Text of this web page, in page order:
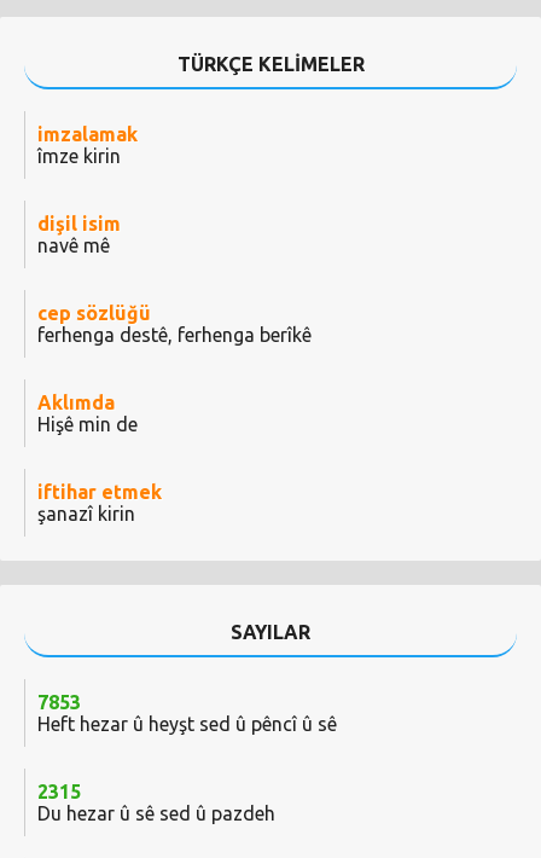
TÜRKÇE KELİMELER
imzalamak
îmze kirin
dişil isim
navê mê
cep sözlüğü
ferhenga destê, ferhenga berîkê
Aklımda
Hişê min de
iftihar etmek
şanazî kirin
SAYILAR
7853
Heft hezar û heyşt sed û pêncî û sê
2315
Du hezar û sê sed û pazdeh